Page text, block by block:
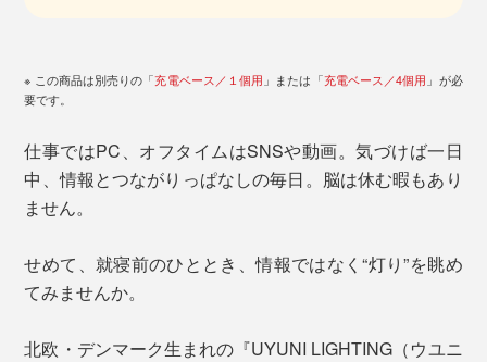
※ この商品は別売りの「充電ベース／１個用 」または「充電ベース／4個用 」が必
要です。
仕事ではPC、オフタイムはSNSや動画。気づけば一日
中、情報とつながりっぱなしの毎日。脳は休む暇もあり
ません。
せめて、就寝前のひととき、情報ではなく“灯り”を眺め
てみませんか。
北欧・デンマーク生まれの『UYUNI LIGHTING（ウユニ